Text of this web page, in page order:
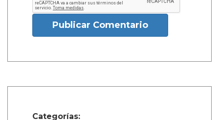
Publicar Comentario
Categorías: